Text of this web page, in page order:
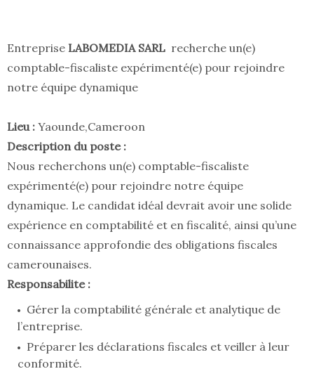
Entreprise LABOMEDIA SARL recherche un(e)
comptable-fiscaliste expérimenté(e) pour rejoindre
notre équipe dynamique
Lieu : Yaounde,Cameroon
Description du poste :
Nous recherchons un(e) comptable-fiscaliste
expérimenté(e) pour rejoindre notre équipe
dynamique. Le candidat idéal devrait avoir une solide
expérience en comptabilité et en fiscalité, ainsi qu’une
connaissance approfondie des obligations fiscales
camerounaises.
Responsabilite :
Gérer la comptabilité générale et analytique de
l’entreprise.
Préparer les déclarations fiscales et veiller à leur
conformité.